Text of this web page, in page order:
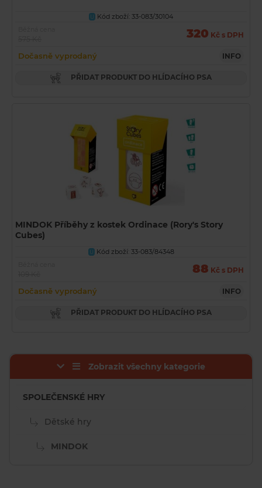
U
Kód zboží: 33-083/30104
320 Kč s DPH
Dočasně vyprodaný INFO
PŘIDAT PRODUKT DO HLÍDACÍHO PSA
MINDOK Příběhy z kostek Ordinace (Rory's Story
Cubes)
U Kód zboží: 33-083/84348
88 Kč s DPH
Dočasně vyprodaný INFO
PŘIDAT PRODUKT DO HLÍDACÍHO PSA
Zobrazit všechny kategorie
SPOLEČENSKÉ HRY
Dětské hry
MINDOK